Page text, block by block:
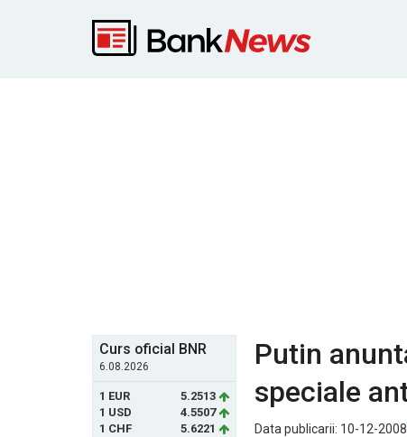
Curs oficial BNR
6.08.2026
1 EUR
5.2513
1 USD
4.5507
1 CHF
5.6221
Putin
speciale
Data publicarii: 10-12-2008 |